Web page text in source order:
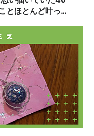
とほとんど叶って